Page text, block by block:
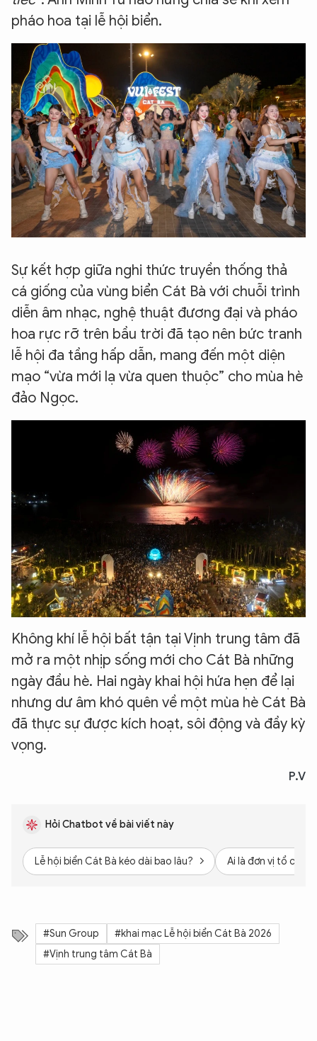
pháo hoa tại lễ hội biển.
Sự kết hợp giữa nghi thức truyền thống thả
cá giống của vùng biển Cát Bà với chuỗi trình
diễn âm nhạc, nghệ thuật đương đại và pháo
hoa rực rỡ trên bầu trời đã tạo nên bức tranh
lễ hội đa tầng hấp dẫn, mang đến một diện
mạo “vừa mới lạ vừa quen thuộc” cho mùa hè
đảo Ngọc.
Không khí lễ hội bất tận tại Vịnh trung tâm đã
mở ra một nhịp sống mới cho Cát Bà những
ngày đầu hè. Hai ngày khai hội hứa hẹn để lại
nhưng dư âm khó quên về một mùa hè Cát Bà
đã thực sự được kích hoạt, sôi động và đầy kỳ
vọng.
P.V
Hỏi Chatbot về bài viết này
Lễ hội biển Cát Bà kéo dài bao lâu? Ai là đơn vị tổ chức
#Sun Group
#khai mạc Lễ hội biển Cát Bà 2026
#Vịnh trung tâm Cát Bà
XIN CHÀO,
TÔI LÀ CHATBOT CỦA
Hãy hỏi tôi bất kỳ điều gì bạn cần biết về
An Ninh Thủ Đô nhé. Tôi sẵn sàng hỗ trợ!